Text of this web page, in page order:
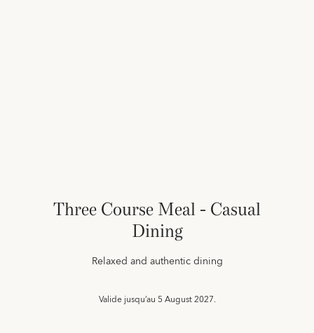
Three Course Meal - Casual
Dining
Relaxed and authentic dining
Valide jusqu’au5 August 2027.